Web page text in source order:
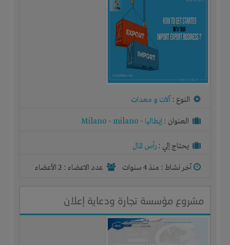
النوع : آلات و معدات
العنوان : إيطاليا -
Milano - milano
يحتاج إلي : رأس المال
آخر نشاط : منذ 4 سنوات عدد الاعضاء : 2 الأعضاء
مشروع مؤسسة تجارة ودعاية إعلان